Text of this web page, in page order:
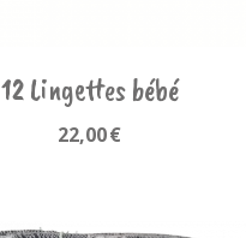
12 Lingettes bébé
22,00€